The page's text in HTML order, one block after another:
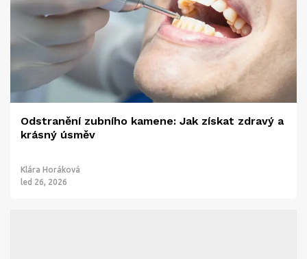
Odstranění zubního kamene: Jak získat zdravý a
krásný úsměv
Klára Horáková
led 26, 2026